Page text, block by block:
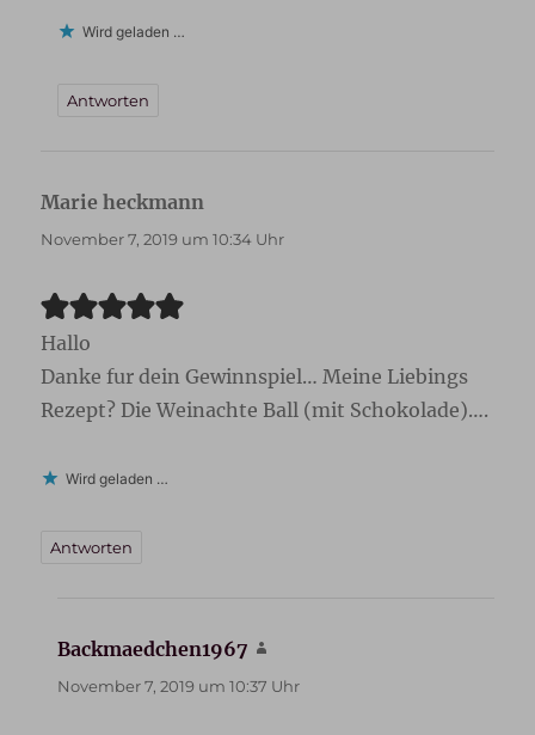
Wird geladen …
Antworten
Marie heckmann
November 7, 2019 um 10:34 Uhr
Hallo
Danke fur dein Gewinnspiel… Meine Liebings
Rezept? Die Weinachte Ball (mit Schokolade)….
Wird geladen …
Antworten
Backmaedchen1967
November 7, 2019 um 10:37 Uhr